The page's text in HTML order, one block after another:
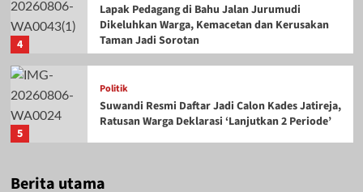
4
Lapak Pedagang di Bahu Jalan Jurumudi
Dikeluhkan Warga, Kemacetan dan Kerusakan
Taman Jadi Sorotan
5
Politik
Suwandi Resmi Daftar Jadi Calon Kades Jatireja,
Ratusan Warga Deklarasi ‘Lanjutkan 2 Periode’
Berita utama